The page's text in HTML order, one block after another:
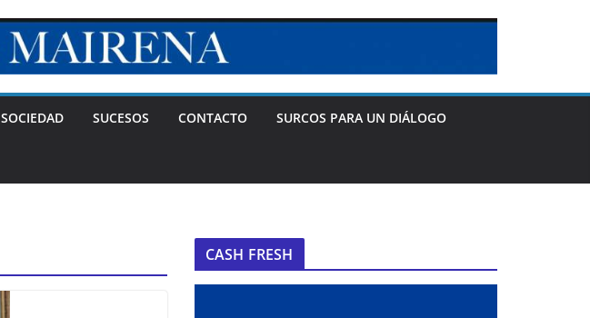
SOCIEDAD SUCESOS CONTACTO SURCOS PARA UN DIÁLOGO
CASH FRESH